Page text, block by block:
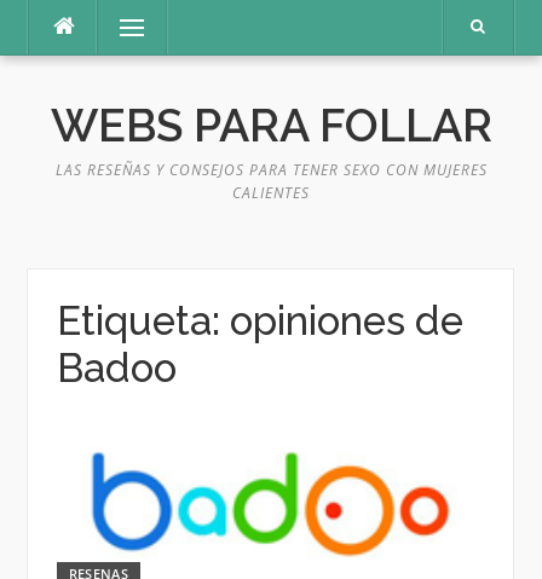
contenido
Menú
WEBS PARA FOLLAR
LAS RESEÑAS Y CONSEJOS PARA TENER SEXO CON MUJERES
CALIENTES
Etiqueta: opiniones de
Badoo
RESENAS